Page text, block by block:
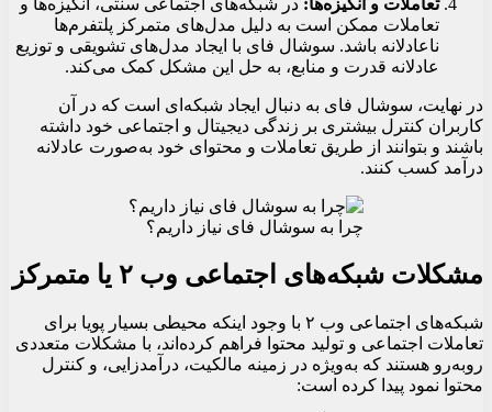
تعاملات و انگیزه‌ها: در شبکه‌های اجتماعی سنتی، انگیزه‌ها و
تعاملات ممکن است به دلیل مدل‌های متمرکز پلتفرم‌ها
ناعادلانه باشد. سوشال فای با ایجاد مدل‌های تشویقی و توزیع
عادلانه قدرت و منابع، به حل این مشکل کمک می‌کند.
در نهایت، سوشال فای به دنبال ایجاد شبکه‌ای است که در آن
کاربران کنترل بیشتری بر زندگی دیجیتال و اجتماعی خود داشته
باشند و بتوانند از طریق تعاملات و محتوای خود به‌صورت عادلانه
درآمد کسب کنند.
چرا به سوشال فای نیاز داریم؟
مشکلات شبکه‌های اجتماعی وب ۲ یا متمرکز
شبکه‌های اجتماعی وب ۲ با وجود اینکه محیطی بسیار پویا برای
تعاملات اجتماعی و تولید محتوا فراهم کرده‌اند، با مشکلات متعددی
روبه‌رو هستند که به‌ویژه در زمینه مالکیت، درآمدزایی، و کنترل
محتوا نمود پیدا کرده است: